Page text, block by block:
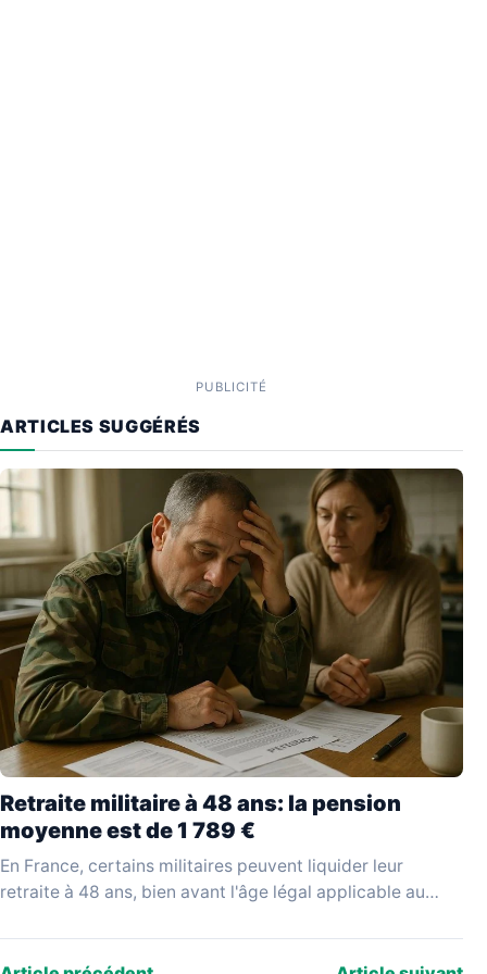
PUBLICITÉ
ARTICLES SUGGÉRÉS
Retraite militaire à 48 ans: la pension
moyenne est de 1 789 €
En France, certains militaires peuvent liquider leur
retraite à 48 ans, bien avant l'âge légal applicable au